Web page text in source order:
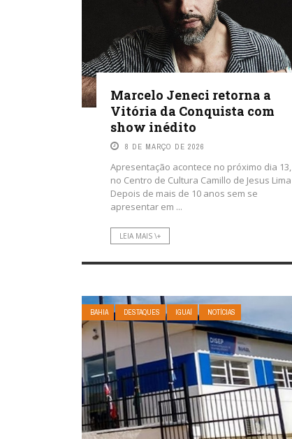
Marcelo Jeneci retorna a
Vitória da Conquista com
show inédito
8 DE MARÇO DE 2026
Apresentação acontece no próximo dia 13,
no Centro de Cultura Camillo de Jesus Lima
Depois de mais de 10 anos sem se
apresentar em ...
LEIA MAIS \+
BAHIA DESTAQUES IGUAÍ NOTÍCIAS